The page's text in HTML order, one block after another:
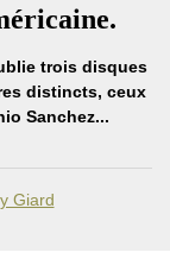
trois disques
distincts, ceux
Sanchez...
Giard